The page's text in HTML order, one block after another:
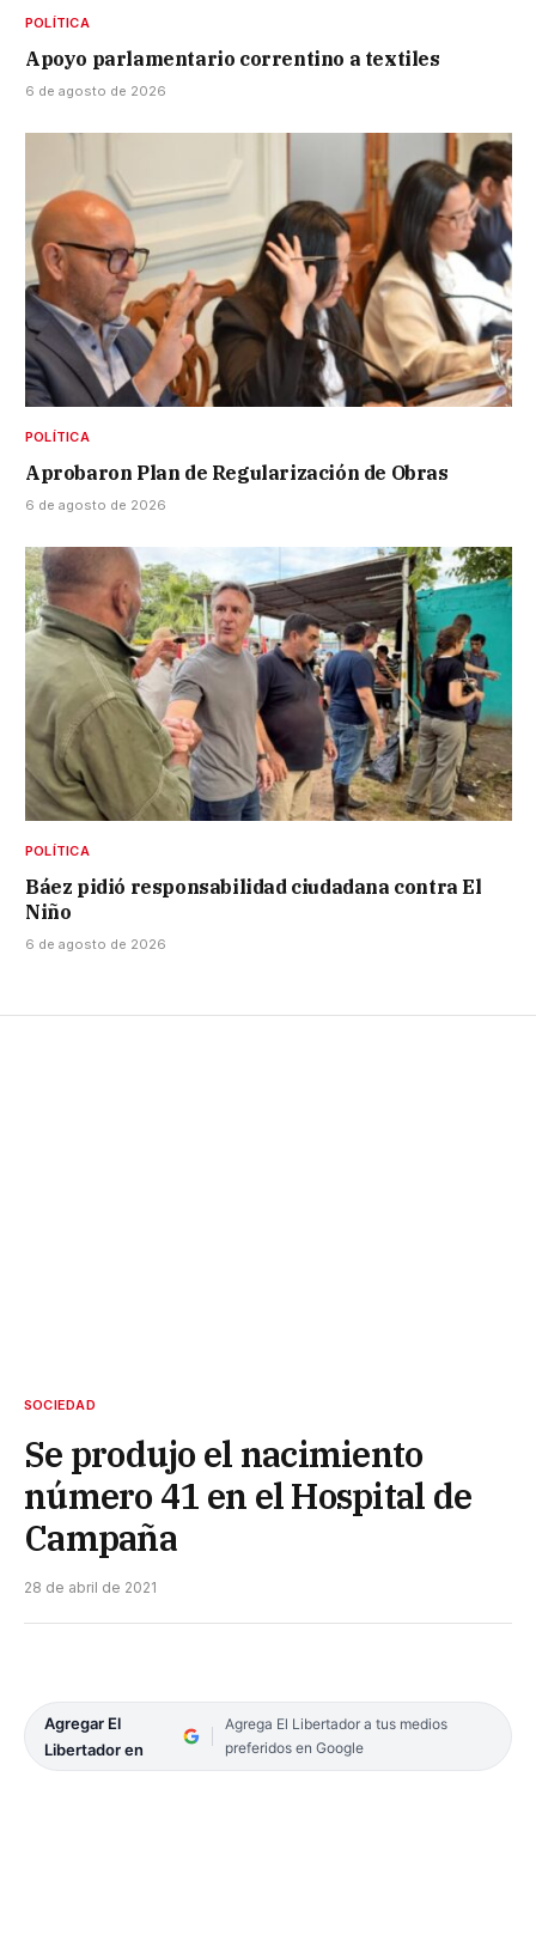
POLÍTICA
Apoyo parlamentario correntino a textiles
6 de agosto de 2026
POLÍTICA
Aprobaron Plan de Regularización de Obras
6 de agosto de 2026
POLÍTICA
Báez pidió responsabilidad ciudadana contra El
Niño
6 de agosto de 2026
SOCIEDAD
Se produjo el nacimiento
número 41 en el Hospital de
Campaña
28 de abril de 2021
Agregar El
Libertador en
Agrega El Libertador a tus medios
preferidos en Google